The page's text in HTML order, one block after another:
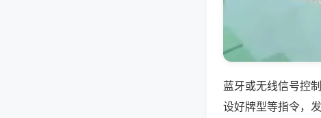
蓝牙或无线信号控
设好牌型等指令，